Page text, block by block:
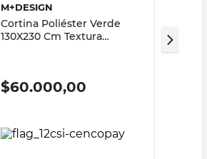
M+DESIGN
Cortina Poliéster Verde
130X230 Cm Textura
$60.000,00